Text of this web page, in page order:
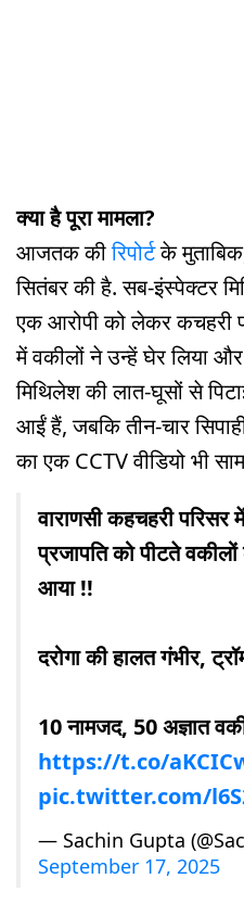
क्या है पूरा मामला?
आजतक कीरिपोर्टके
सितंबर की है. सब-इंस्पेक्टर
एक आरोपी को लेकर कचहरी
में वकीलों ने उन्हें घेर लिया
मिथिलेश की लात-घूसों से
आईं हैं, जबकि तीन-चार
का एक CCTV वीडियो भी
वाराणसी कहचहरी
प्रजापति को पीटते
आया !!
दरोगा की हालत गंभीर,
10 नामजद, 50 अज्ञात
https://t.co/
pic.twitter.com/
— Sachin Gupta
September 17, 2025